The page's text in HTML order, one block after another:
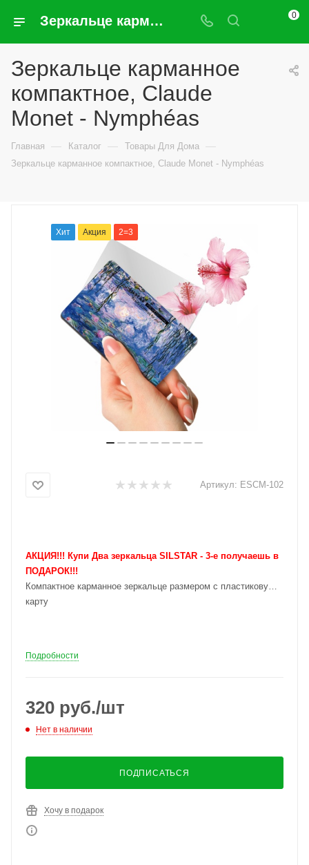
Зеркальце карманное компактное, Claude Monet - Nymphéas 0
Зеркальце карманное
компактное, Claude
Monet - Nymphéas
Главная — Каталог — Товары Для Дома —
Зеркальце карманное компактное, Claude Monet - Nymphéas
Хит Акция 2=3
Артикул: ESCM-102
АКЦИЯ!!! Купи Два зеркальца SILSTAR - 3-е получаешь в
ПОДАРОК!!!
Компактное карманное зеркальце размером с пластиковую
карту
Подробности
320 руб./шт
Нет в наличии
ПОДПИСАТЬСЯ
Хочу в подарок